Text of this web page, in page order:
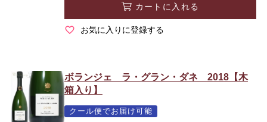
カートに入れる
お気に入りに登録する
ボランジェ ラ・グラン・ダネ 2018【木
箱入り】
クール便でお届け可能